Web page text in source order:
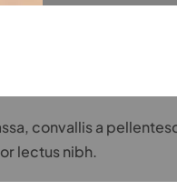
convallis a
lectus nibh.